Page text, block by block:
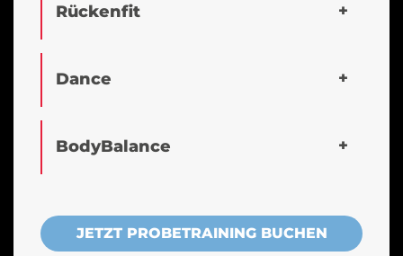
Rückenfit
Dance
BodyBalance
JETZT PROBETRAINING BUCHEN